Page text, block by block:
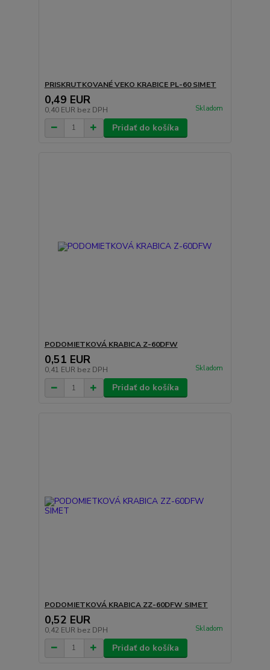
PRISKRUTKOVANÉ VEKO KRABICE PL-60 SIMET
0,49 EUR
0,40 EUR bez DPH Skladom
Pridať do košíka
PODOMIETKOVÁ KRABICA Z-60DFW
0,51 EUR
0,41 EUR bez DPH Skladom
Pridať do košíka
PODOMIETKOVÁ KRABICA ZZ-60DFW SIMET
0,52 EUR
0,42 EUR bez DPH Skladom
Pridať do košíka